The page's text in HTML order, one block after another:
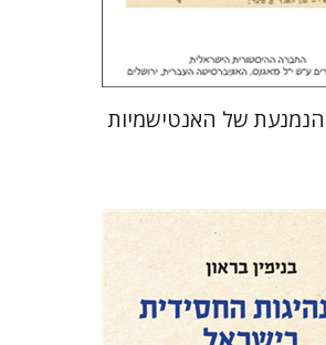
$32
של האנטישמיות
בראון